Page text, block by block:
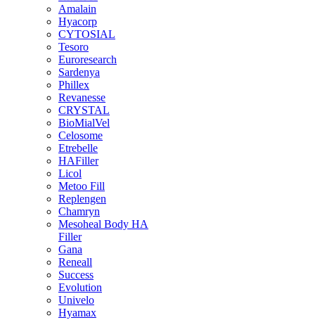
Amalain
Hyacorp
CYTOSIAL
Tesoro
Euroresearch
Sardenya
Phillex
Revanesse
CRYSTAL
BioMialVel
Celosome
Etrebelle
HAFiller
Licol
Metoo Fill
Replengen
Chamryn
Mesoheal Body HA
Filler
Gana
Reneall
Success
Evolution
Univelo
Hyamax